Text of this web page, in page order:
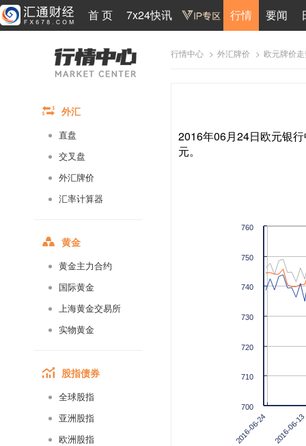
首 页 7x24快讯 行情 要闻
外汇
直盘
交叉盘
外汇牌价
汇率计算器
黄金
黄金主力合约
国际黄金
上海黄金交易所
实物黄金
股指债券
全球股指
亚洲股指
欧洲股指
行情中心 > 外汇牌价 > 欧元牌价
2016年06月24日欧元银
元。
2016-06-24 2016-06-13
700
710
720
730
740
750
760